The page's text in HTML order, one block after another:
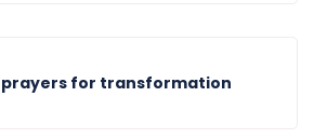
prayers for transformation